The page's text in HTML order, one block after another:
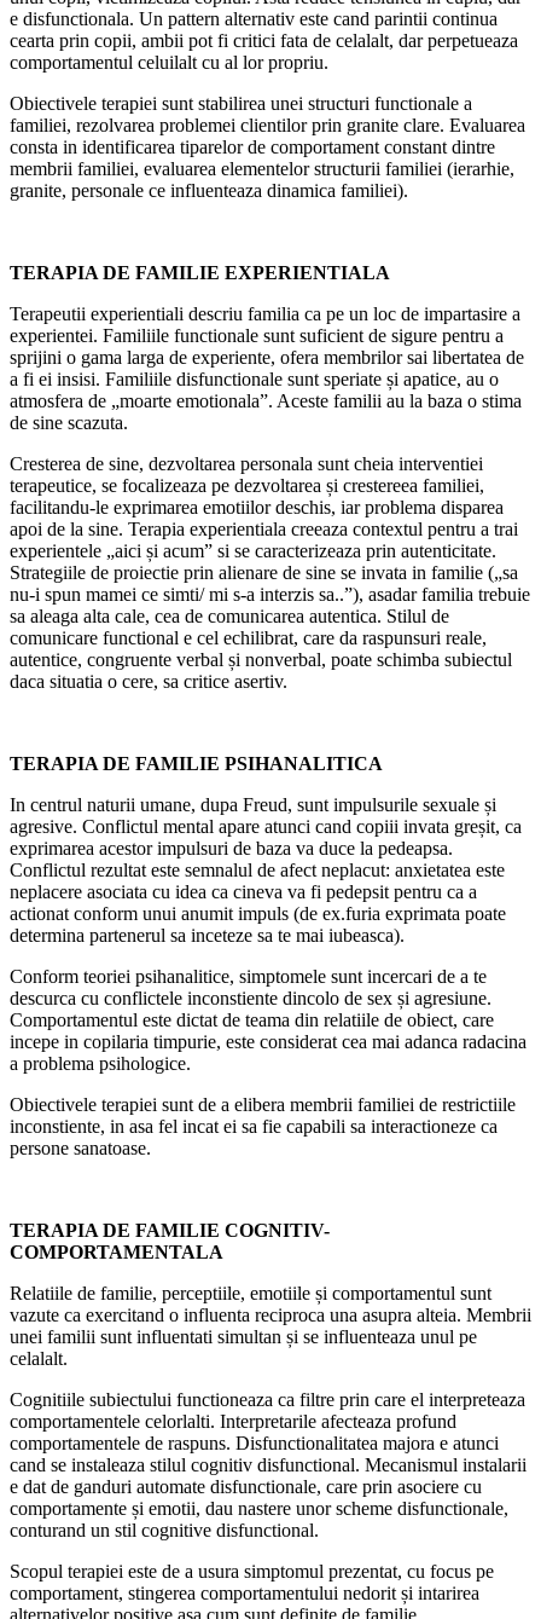
e disfunctionala. Un pattern alternativ este cand parintii continua
cearta prin copii, ambii pot fi critici fata de celalalt, dar perpetueaza
comportamentul celuilalt cu al lor propriu.
Obiectivele terapiei sunt stabilirea unei structuri functionale a
familiei, rezolvarea problemei clientilor prin granite clare. Evaluarea
consta in identificarea tiparelor de comportament constant dintre
membrii familiei, evaluarea elementelor structurii familiei (ierarhie,
granite, personale ce influenteaza dinamica familiei).
TERAPIA DE FAMILIE EXPERIENTIALA
Terapeutii experientiali descriu familia ca pe un loc de impartasire a
experientei. Familiile functionale sunt suficient de sigure pentru a
sprijini o gama larga de experiente, ofera membrilor sai libertatea de
a fi ei insisi. Familiile disfunctionale sunt speriate și apatice, au o
atmosfera de „moarte emotionala”. Aceste familii au la baza o stima
de sine scazuta.
Cresterea de sine, dezvoltarea personala sunt cheia interventiei
terapeutice, se focalizeaza pe dezvoltarea și crestereea familiei,
facilitandu-le exprimarea emotiilor deschis, iar problema disparea
apoi de la sine. Terapia experientiala creeaza contextul pentru a trai
experientele „aici și acum” si se caracterizeaza prin autenticitate.
Strategiile de proiectie prin alienare de sine se invata in familie („sa
nu-i spun mamei ce simti/ mi s-a interzis sa..”), asadar familia trebuie
sa aleaga alta cale, cea de comunicarea autentica. Stilul de
comunicare functional e cel echilibrat, care da raspunsuri reale,
autentice, congruente verbal și nonverbal, poate schimba subiectul
daca situatia o cere, sa critice asertiv.
TERAPIA DE FAMILIE PSIHANALITICA
In centrul naturii umane, dupa Freud, sunt impulsurile sexuale și
agresive. Conflictul mental apare atunci cand copiii invata greșit, ca
exprimarea acestor impulsuri de baza va duce la pedeapsa.
Conflictul rezultat este semnalul de afect neplacut: anxietatea este
neplacere asociata cu idea ca cineva va fi pedepsit pentru ca a
actionat conform unui anumit impuls (de ex.furia exprimata poate
determina partenerul sa inceteze sa te mai iubeasca).
Conform teoriei psihanalitice, simptomele sunt incercari de a te
descurca cu conflictele inconstiente dincolo de sex și agresiune.
Comportamentul este dictat de teama din relatiile de obiect, care
incepe in copilaria timpurie, este considerat cea mai adanca radacina
a problema psihologice.
Obiectivele terapiei sunt de a elibera membrii familiei de restrictiile
inconstiente, in asa fel incat ei sa fie capabili sa interactioneze ca
persone sanatoase.
TERAPIA DE FAMILIE COGNITIV-
COMPORTAMENTALA
Relatiile de familie, perceptiile, emotiile și comportamentul sunt
vazute ca exercitand o influenta reciproca una asupra alteia. Membrii
unei familii sunt influentati simultan și se influenteaza unul pe
celalalt.
Cognitiile subiectului functioneaza ca filtre prin care el interpreteaza
comportamentele celorlalti. Interpretarile afecteaza profund
comportamentele de raspuns. Disfunctionalitatea majora e atunci
cand se instaleaza stilul cognitiv disfunctional. Mecanismul instalarii
e dat de ganduri automate disfunctionale, care prin asociere cu
comportamente și emotii, dau nastere unor scheme disfunctionale,
conturand un stil cognitive disfunctional.
Scopul terapiei este de a usura simptomul prezentat, cu focus pe
comportament, stingerea comportamentului nedorit și intarirea
alternativelor positive asa cum sunt definite de familie.